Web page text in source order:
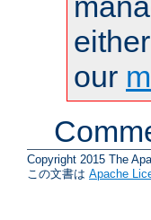
our
Copyright 2015 The
この文書は Apache